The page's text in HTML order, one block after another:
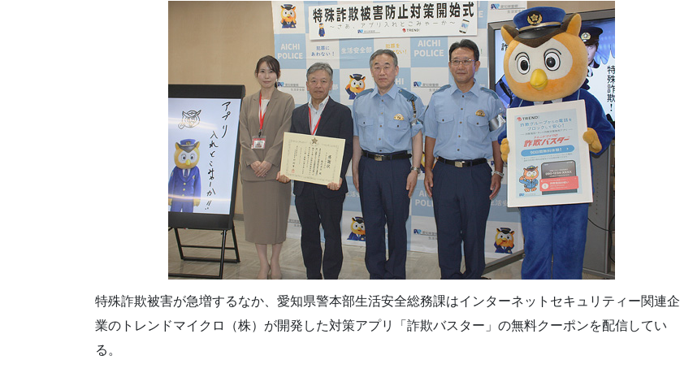
特殊詐欺被害が急増するなか、愛知県警本部生活安全総務課はインターネットセキュリティー関連企
業のトレンドマイクロ（株）が開発した対策アプリ「詐欺バスター」の無料クーポンを配信してい
る。